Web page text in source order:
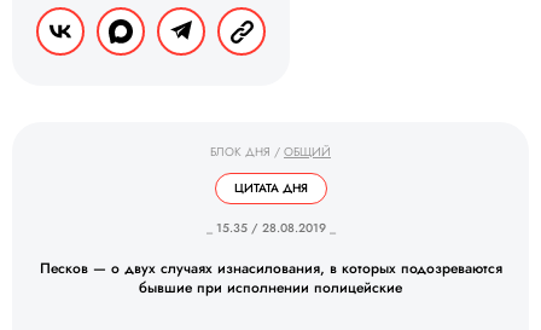
БЛОК ДНЯ / ОБЩИЙ
ЦИТАТА ДНЯ
_ 15.35 / 28.08.2019 _
Песков — о двух случаях изнасилования, в которых подозреваются
бывшие при исполнении полицейские